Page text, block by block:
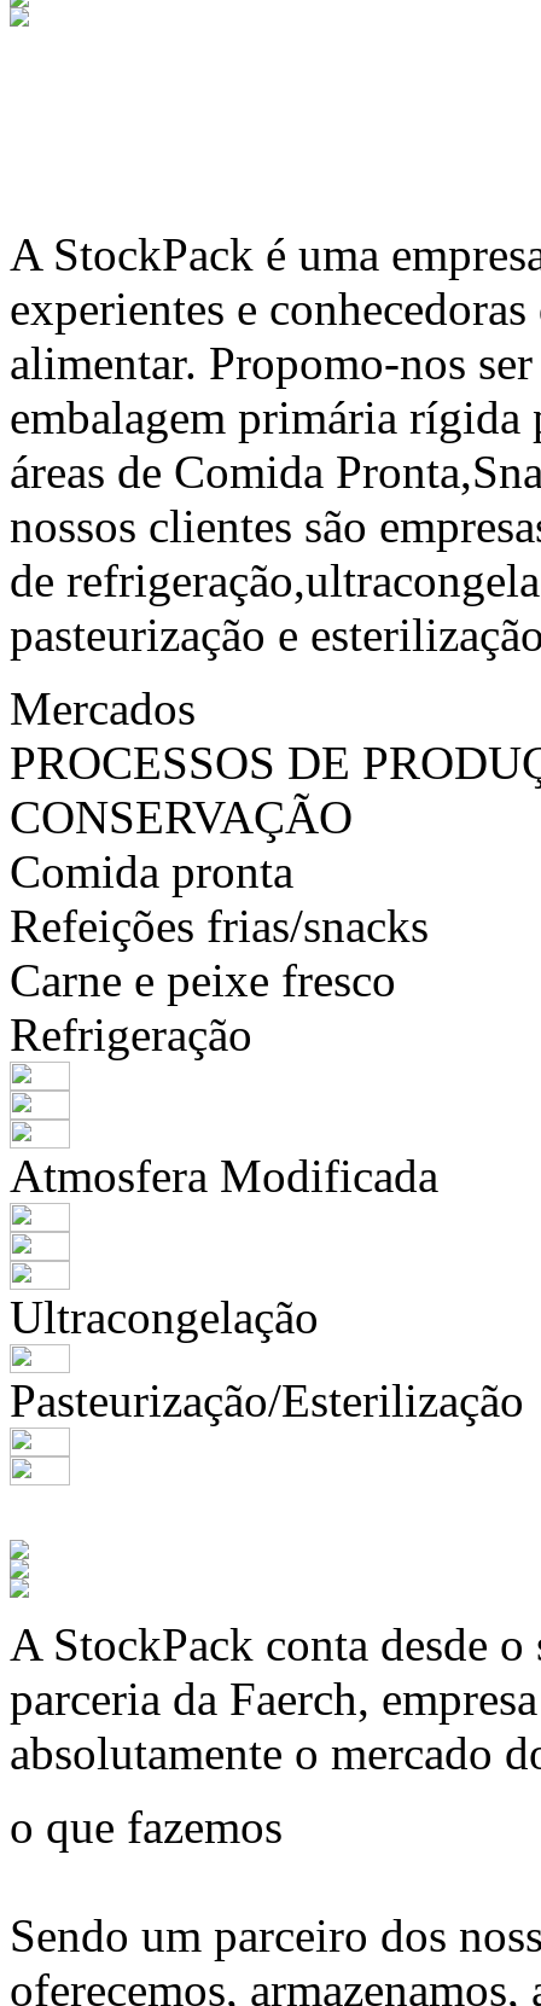
A StockPack é uma
experientes e
alimentar. Propomo-nos
embalagem primária rígida
áreas de Comida
nossos clientes são
de
pasteurização e
Mercados
PROCESSOS DE
CONSERVAÇÃO
Comida pronta
Refeições frias/snacks
Carne e peixe fresco
Refrigeração
Atmosfera Modificada
Ultracongelação
Pasteurização/Esterilização
A StockPack conta desde
parceria da Faerch,
absolutamente o mercado
o que fazemos
Sendo um parceiro dos
oferecemos, armazenamos,